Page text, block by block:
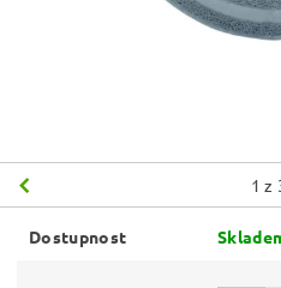
1 z
Dostupnost